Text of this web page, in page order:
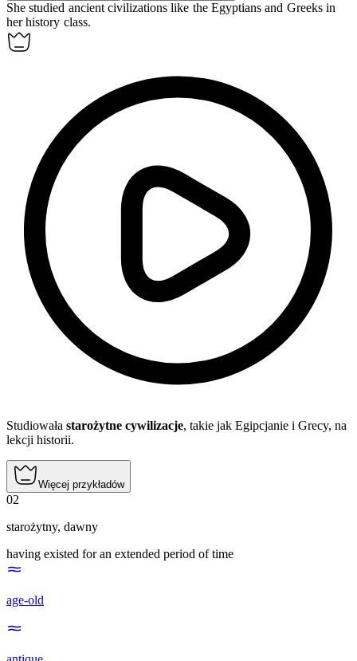
She studied ancient civilizations like the Egyptians and Greeks in
her history class.
Studiowała starożytne cywilizacje, takie jak Egipcjanie i Grecy, na
lekcji historii.
Więcej przykładów
02
starożytny, dawny
having existed for an extended period of time
age-old